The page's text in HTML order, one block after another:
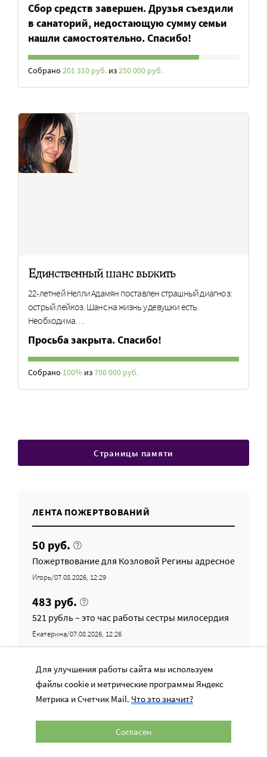
Сбор средств завершен. Друзья съездили
в санаторий, недостающую сумму семьи
нашли самостоятельно. Спасибо!
Собрано 201 310 руб. из250 000 руб.
Единственный шанс выжить
22-летней Нелли Адамян поставлен страшный диагноз:
острый лейкоз. Шанс на жизнь у девушки есть.
Необходима…
Просьба закрыта. Спасибо!
Собрано 100% из700 000 руб.
Страницы памяти
ЛЕНТА ПОЖЕРТВОВАНИЙ
50 руб.
Пожертвование для Козловой Регины адресное
Игорь/07.08.2026, 12:29
483 руб.
521 рубль – это час работы сестры милосердия
Екатерина/07.08.2026, 12:26
Пожертвование для Костылева Кирилла
адресное
Андрей/07.08.2026, 12:24
Пожертвование для Костылева Кирилла
Для улучшения работы сайта мы используем
файлы cookie и метрические программы Яндекс
Метрика и Счетчик Mail. Что это значит?
Согласен